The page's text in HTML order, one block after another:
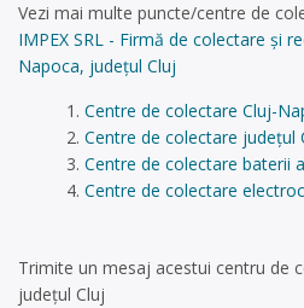
Vezi mai multe puncte/centre de
IMPEX SRL - Firmă de colectare și
Napoca, județul Cluj
Centre de colectare Cluj-
Centre de colectare județul
Centre de colectare baterii
Centre de colectare
Trimite un mesaj acestui centru de
județul Cluj